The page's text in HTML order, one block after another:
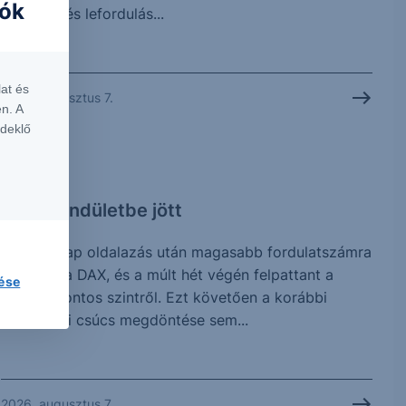
megtört, és lefordulás...
2026. augusztus 7.
DAX: Lendületbe jött
Néhány nap oldalazás után magasabb fordulatszámra
kapcsolt a DAX, és a múlt hét végén felpattant a
25.508 pontos szintről. Ezt követően a korábbi
történelmi csúcs megdöntése sem...
és
A